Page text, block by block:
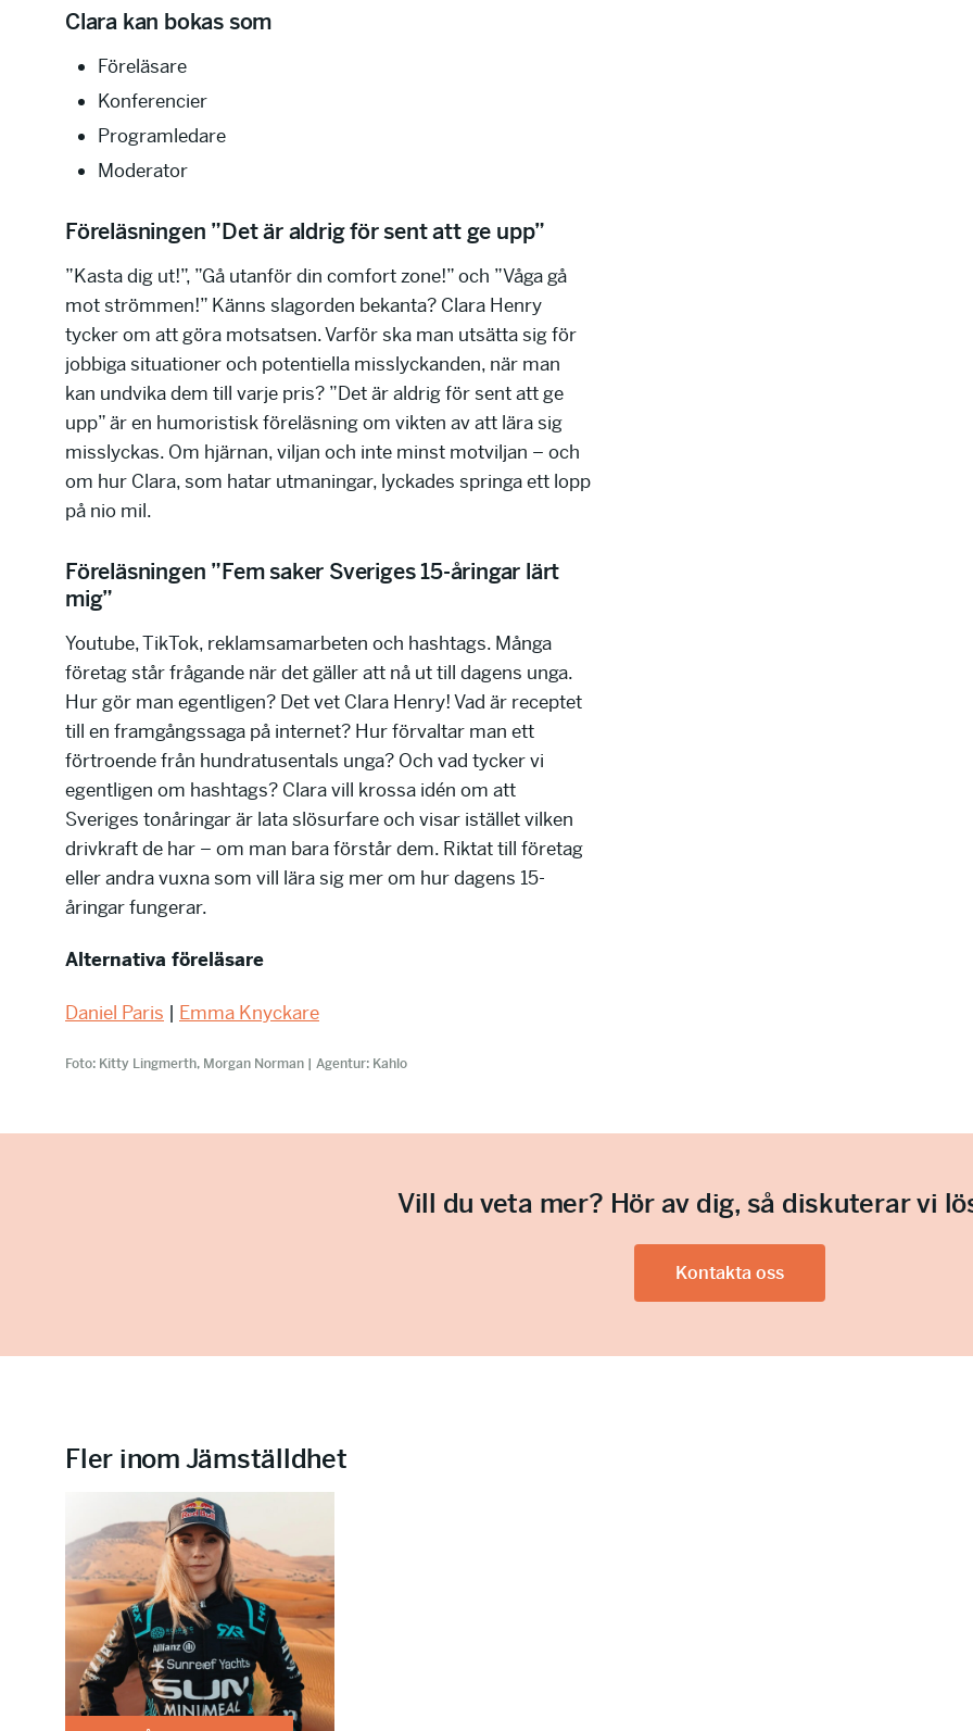
Clara kan bokas som
Föreläsare
Konferencier
Programledare
Moderator
Föreläsningen ”Det är aldrig för sent att ge upp”
”Kasta dig ut!”, ”Gå utanför din comfort zone!” och ”Våga gå
mot strömmen!” Känns slagorden bekanta? Clara Henry
tycker om att göra motsatsen. Varför ska man utsätta sig för
jobbiga situationer och potentiella misslyckanden, när man
kan undvika dem till varje pris? ”Det är aldrig för sent att ge
upp” är en humoristisk föreläsning om vikten av att lära sig
misslyckas. Om hjärnan, viljan och inte minst motviljan – och
om hur Clara, som hatar utmaningar, lyckades springa ett lopp
på nio mil.
Föreläsningen ”Fem saker Sveriges 15-åringar lärt
mig”
Youtube, TikTok, reklamsamarbeten och hashtags. Många
företag står frågande när det gäller att nå ut till dagens unga.
Hur gör man egentligen? Det vet Clara Henry! Vad är receptet
till en framgångssaga på internet? Hur förvaltar man ett
förtroende från hundratusentals unga? Och vad tycker vi
egentligen om hashtags? Clara vill krossa idén om att
Sveriges tonåringar är lata slösurfare och visar istället vilken
drivkraft de har – om man bara förstår dem. Riktat till företag
eller andra vuxna som vill lära sig mer om hur dagens 15-
åringar fungerar.
Alternativa föreläsare
Daniel Paris | Emma Knyckare
Foto: Kitty Lingmerth, Morgan Norman | Agentur: Kahlo
Vill du veta mer? Hör av dig, så diskuterar vi
Kontakta oss
Fler inom Jämställdhet